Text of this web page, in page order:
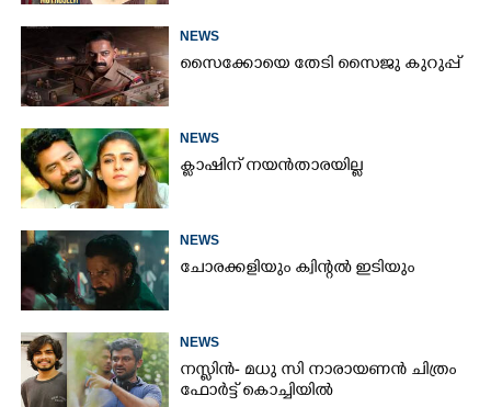
NEWS
സൈക്കോയെ തേടി സൈജു കുറുപ്പ്
NEWS
ക്ലാഷിന് നയൻതാരയില്ല
NEWS
ചോരക്കളിയും ക്വിന്റൽ ഇടിയും
NEWS
നസ്ലിൻ- മധു സി നാരായണൻ ചിത്രം
ഫോർട്ട് കൊച്ചിയിൽ